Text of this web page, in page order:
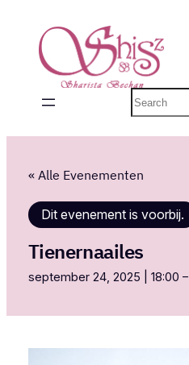
Zoeken
« Alle Evenementen
Dit evenement is voorbij.
Tienernaailes
september 24, 2025 | 18:00 –